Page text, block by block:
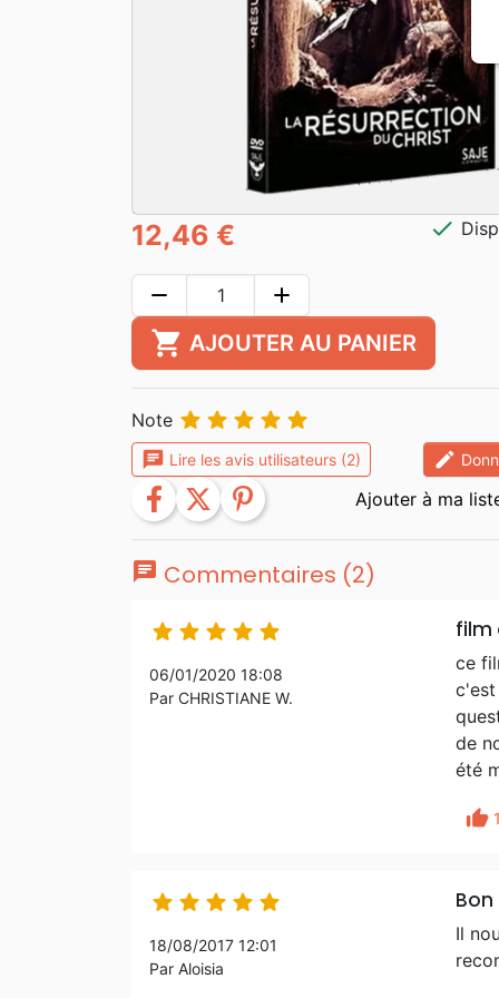
12,46 € check
remove add
shopping_cart AJOUTER AU PANIER
Note     
chat Lire les avis utilisateurs (2) edit
facebook twitter pinterest
chat Commentaires (2)
    
06/01/2020 18:08
Par CHRISTIANE W.
film
ce
c'est
de
été
thumb_up 1
    
18/08/2017 12:01
Par Aloisia
Bon
Il